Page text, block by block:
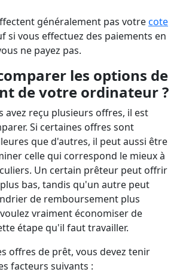
généralement pas votrecote
si vous effectuez des paiements en
ne payez pas.
les options de
de votre ordinateur ?
avez reçu plusieurs offres, il est
Si certaines offres sont
que d'autres, il peut aussi être
celle qui correspond le mieux à
Un certain prêteur peut offrir
bas, tandis qu'un autre peut
de remboursement plus
vraiment économiser de
étape qu'il faut travailler.
offres de prêt, vous devez tenir
facteurs suivants :